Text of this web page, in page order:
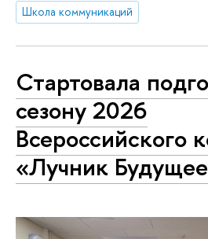
Школа коммуникаций
Стартовала
сезону 2026
Всероссийского
«Лучник